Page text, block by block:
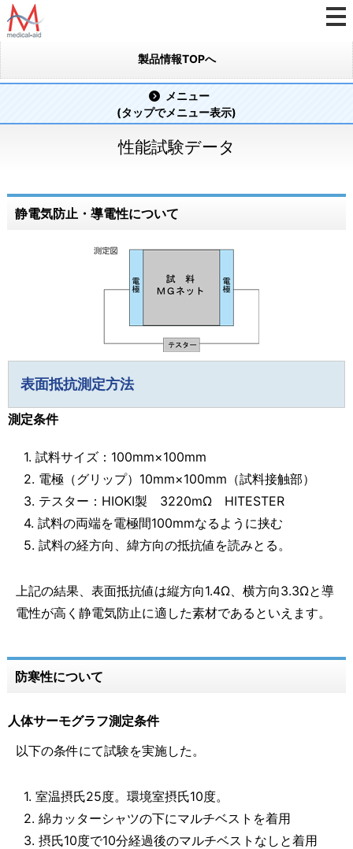
製品情報TOPへ
メニュー
(タップでメニュー表示)
性能試験データ
静電気防止・導電性について
表面抵抗測定方法
測定条件
1. 試料サイズ：100mm×100mm
2. 電極（グリップ）10mm×100mm（試料接触部）
3. テスター：HIOKI製 3220mΩ HITESTER
4. 試料の両端を電極間100mmなるように挟む
5. 試料の経方向、緯方向の抵抗値を読みとる。
上記の結果、表面抵抗値は縦方向1.4Ω、横方向3.3Ωと導
電性が高く静電気防止に適した素材であるといえます。
防寒性について
人体サーモグラフ測定条件
以下の条件にて試験を実施した。
1. 室温摂氏25度。環境室摂氏10度。
2. 綿カッターシャツの下にマルチベストを着用
3. 摂氏10度で10分経過後のマルチベストなしと着用